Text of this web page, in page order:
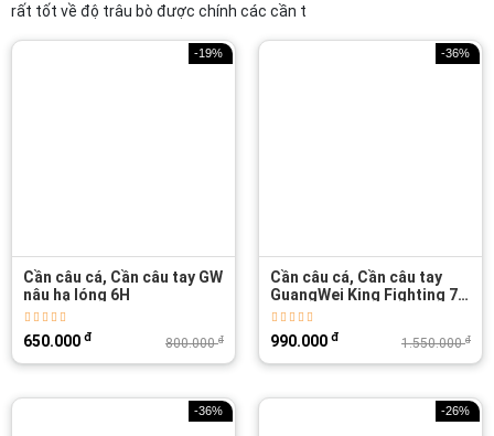
rất tốt về độ trâu bò được chính các cần t
-19%
Cần câu cá, Cần câu tay GW
nâu hạ lóng 6H
800.000đ
650.000 đ
-36%
Cần câu cá, Cần câu tay
GuangWei King Fighting 7H
Hộp Đỏ
1.550.000đ
990.000 đ
-36% -26%